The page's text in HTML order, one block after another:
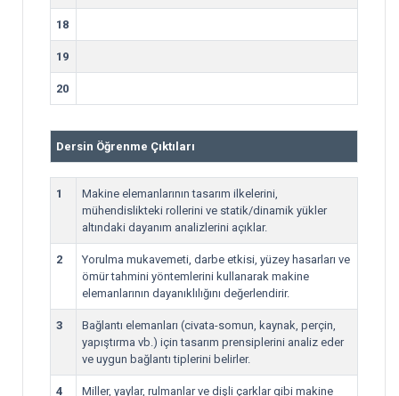
18
19
20
Dersin Öğrenme Çıktıları
1
Makine elemanlarının tasarım ilkelerini,
mühendislikteki rollerini ve statik/dinamik yükler
altındaki dayanım analizlerini açıklar.
2
Yorulma mukavemeti, darbe etkisi, yüzey hasarları ve
ömür tahmini yöntemlerini kullanarak makine
elemanlarının dayanıklılığını değerlendirir.
3
Bağlantı elemanları (civata-somun, kaynak, perçin,
yapıştırma vb.) için tasarım prensiplerini analiz eder
ve uygun bağlantı tiplerini belirler.
4 Miller, yaylar, rulmanlar ve dişli çarklar gibi makine